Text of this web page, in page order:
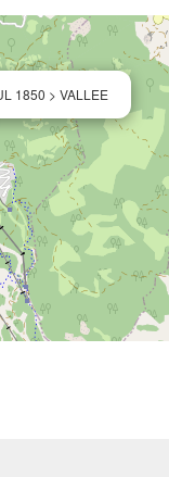
1850 > VALLEE